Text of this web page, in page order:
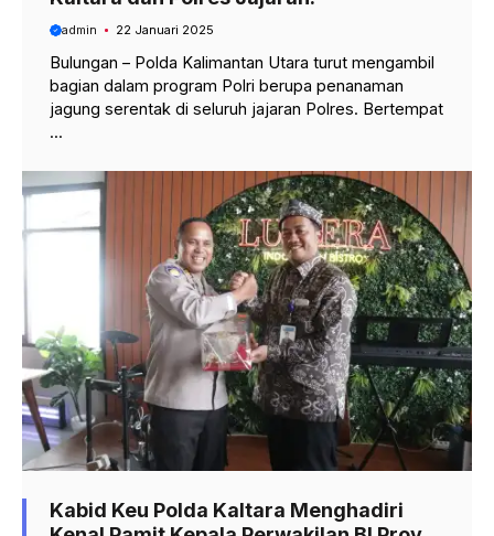
admin 22 Januari 2025
Bulungan – Polda Kalimantan Utara turut mengambil
bagian dalam program Polri berupa penanaman
jagung serentak di seluruh jajaran Polres. Bertempat
...
Kabid Keu Polda Kaltara Menghadiri